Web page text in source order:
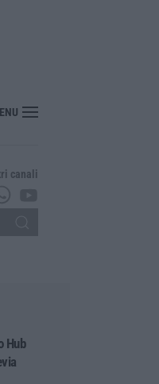
«finanziamento da 800 milioni
canali
Hub